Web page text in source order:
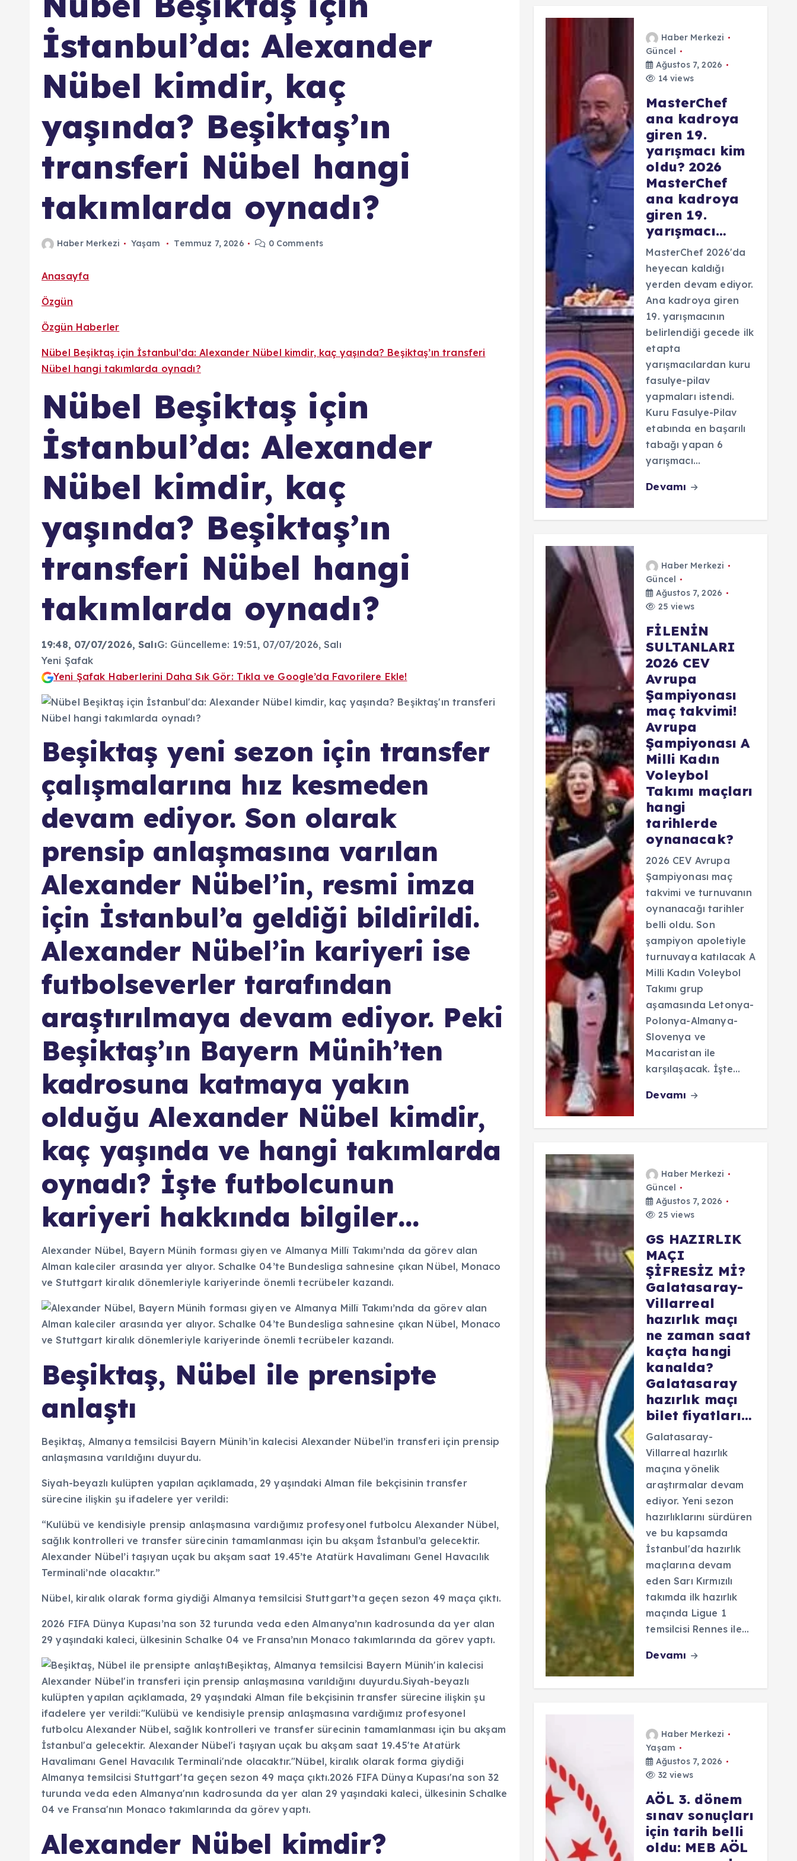
İstanbul’da: Alexander
Nübel kimdir, kaç
yaşında? Beşiktaş’ın
transferi Nübel hangi
takımlarda oynadı?
Haber Merkezi Yaşam Temmuz 7, 2026 0 Comments
Anasayfa
Özgün
Özgün Haberler
Nübel Beşiktaş için İstanbul’da: Alexander Nübel kimdir, kaç yaşında? Beşiktaş’ın transferi
Nübel hangi takımlarda oynadı?
Nübel Beşiktaş için
İstanbul’da: Alexander
Nübel kimdir, kaç
yaşında? Beşiktaş’ın
transferi Nübel hangi
takımlarda oynadı?
19:48, 07/07/2026, SalıG: Güncelleme: 19:51, 07/07/2026, Salı
Yeni Şafak
Yeni Şafak Haberlerini Daha Sık Gör: Tıkla ve Google’da Favorilere Ekle!
Beşiktaş yeni sezon için transfer
çalışmalarına hız kesmeden
devam ediyor. Son olarak
prensip anlaşmasına varılan
Alexander Nübel’in, resmi imza
için İstanbul’a geldiği bildirildi.
Alexander Nübel’in kariyeri ise
futbolseverler tarafından
araştırılmaya devam ediyor. Peki
Beşiktaş’ın Bayern Münih’ten
kadrosuna katmaya yakın
olduğu Alexander Nübel kimdir,
kaç yaşında ve hangi takımlarda
oynadı? İşte futbolcunun
kariyeri hakkında bilgiler…
Alexander Nübel, Bayern Münih forması giyen ve Almanya Millî Takımı’nda da görev alan
Alman kaleciler arasında yer alıyor. Schalke 04’te Bundesliga sahnesine çıkan Nübel, Monaco
ve Stuttgart kiralık dönemleriyle kariyerinde önemli tecrübeler kazandı.
Beşiktaş, Nübel ile prensipte
anlaştı
Beşiktaş, Almanya temsilcisi Bayern Münih’in kalecisi Alexander Nübel’in transferi için prensip
anlaşmasına varıldığını duyurdu.
Siyah-beyazlı kulüpten yapılan açıklamada, 29 yaşındaki Alman file bekçisinin transfer
sürecine ilişkin şu ifadelere yer verildi:
“Kulübü ve kendisiyle prensip anlaşmasına vardığımız profesyonel futbolcu Alexander Nübel,
sağlık kontrolleri ve transfer sürecinin tamamlanması için bu akşam İstanbul’a gelecektir.
Alexander Nübel’i taşıyan uçak bu akşam saat 19.45’te Atatürk Havalimanı Genel Havacılık
Terminali’nde olacaktır.”
Nübel, kiralık olarak forma giydiği Almanya temsilcisi Stuttgart’ta geçen sezon 49 maça çıktı.
2026 FIFA Dünya Kupası’na son 32 turunda veda eden Almanya’nın kadrosunda da yer alan
29 yaşındaki kaleci, ülkesinin Schalke 04 ve Fransa’nın Monaco takımlarında da görev yaptı.
Alexander Nübel kimdir?
Haber Merkezi
Güncel
Ağustos 7, 2026
14 views
MasterChef
ana kadroya
giren 19.
yarışmacı kim
oldu? 2026
MasterChef
ana kadroya
giren 19.
yarışmacı…
MasterChef 2026'da
heyecan kaldığı
yerden devam ediyor.
Ana kadroya giren
19. yarışmacının
belirlendiği gecede ilk
etapta
yarışmacılardan kuru
fasulye-pilav
yapmaları istendi.
Kuru Fasulye-Pilav
etabında en başarılı
tabağı yapan 6
yarışmacı…
Devamı
Haber Merkezi
Güncel
Ağustos 7, 2026
25 views
FİLENİN
SULTANLARI
2026 CEV
Avrupa
Şampiyonası
maç takvimi!
Avrupa
Şampiyonası A
Milli Kadın
Voleybol
Takımı maçları
hangi
tarihlerde
oynanacak?
2026 CEV Avrupa
Şampiyonası maç
takvimi ve turnuvanın
oynanacağı tarihler
belli oldu. Son
şampiyon apoletiyle
turnuvaya katılacak A
Milli Kadın Voleybol
Takımı grup
aşamasında Letonya-
Polonya-Almanya-
Slovenya ve
Macaristan ile
karşılaşacak. İşte…
Devamı
Haber Merkezi
Güncel
Ağustos 7, 2026
25 views
GS HAZIRLIK
MAÇI
ŞİFRESİZ Mİ?
Galatasaray-
Villarreal
hazırlık maçı
ne zaman saat
kaçta hangi
kanalda?
Galatasaray
hazırlık maçı
bilet fiyatları…
Galatasaray-
Villarreal hazırlık
maçına yönelik
araştırmalar devam
ediyor. Yeni sezon
hazırlıklarını sürdüren
ve bu kapsamda
İstanbul'da hazırlık
maçlarına devam
eden Sarı Kırmızılı
takımda ilk hazırlık
maçında Ligue 1
temsilcisi Rennes ile…
Devamı
Haber Merkezi
Yaşam
Ağustos 7, 2026
32 views
AÖL 3. dönem
sınav sonuçları
için tarih belli
oldu: MEB AÖL